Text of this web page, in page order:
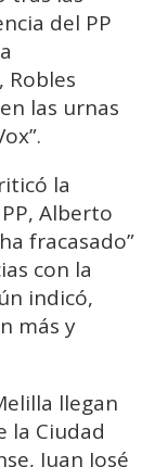
del PP
Robles
las urnas
la
Alberto
fracasado”
con la
indicó,
más y
llegan
la Ciudad
Juan José